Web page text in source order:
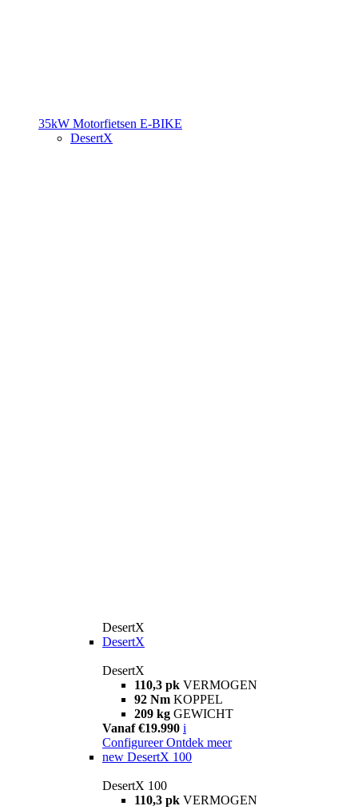
35kW Motorfietsen E-BIKE
DesertX
DesertX
DesertX
DesertX
110,3 pk VERMOGEN
92 Nm KOPPEL
209 kg GEWICHT
Vanaf €19.990 i
Configureer Ontdek meer
new DesertX 100
DesertX 100
110,3 pk VERMOGEN